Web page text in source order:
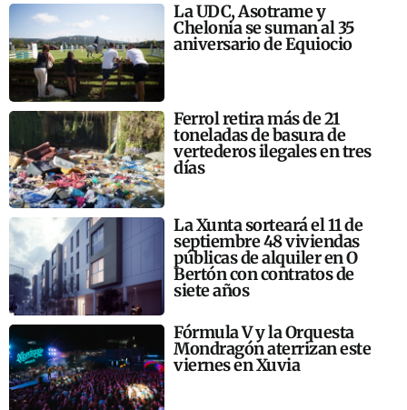
La UDC, Asotrame y
Chelonia se suman al 35
aniversario de Equiocio
Ferrol retira más de 21
toneladas de basura de
vertederos ilegales en tres
días
La Xunta sorteará el 11 de
septiembre 48 viviendas
públicas de alquiler en O
Bertón con contratos de
siete años
Fórmula V y la Orquesta
Mondragón aterrizan este
viernes en Xuvia